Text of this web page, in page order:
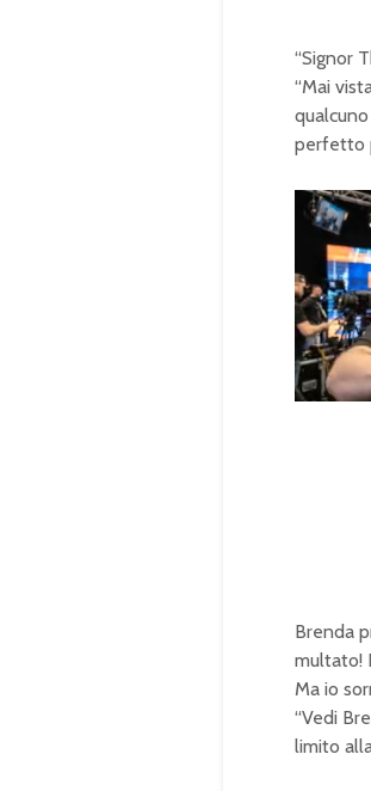
“Signor
“Mai
perfetto
Brenda
multato!
Ma io
“Vedi
limito